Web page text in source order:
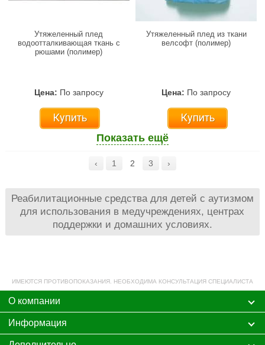
Утяжеленный плед
водоотталкивающая ткань с
рюшами (полимер)
Цена: По запросу
Купить
Утяжеленный плед из ткани
велсофт (полимер)
Цена: По запросу
Купить
Показать ещё
‹ 1 2 3 ›
Реабилитационные средства для детей с аутизмом
для использования в медучреждениях, центрах
поддержки и домашних условиях.
ИМЕЮТСЯ ПРОТИВОПОКАЗАНИЯ. НЕОБХОДИМА КОНСУЛЬТАЦИЯ СПЕЦИАЛИСТА
О компании
Информация